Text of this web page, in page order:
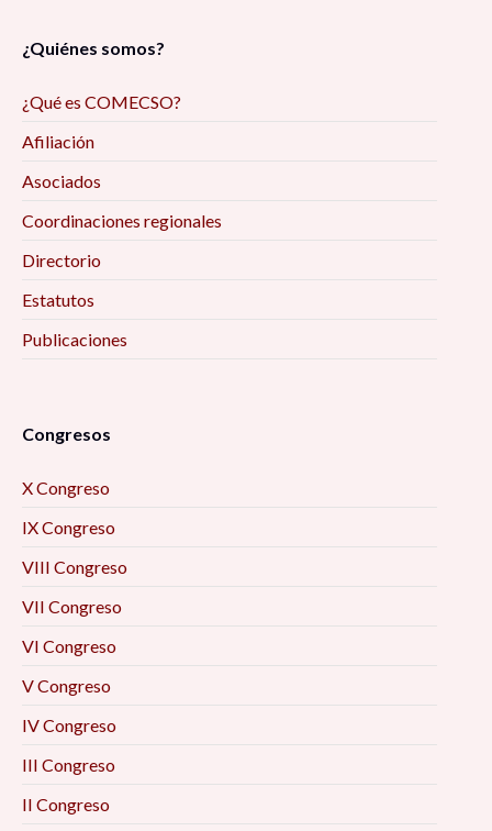
¿Quiénes somos?
¿Qué es COMECSO?
Afiliación
Asociados
Coordinaciones regionales
Directorio
Estatutos
Publicaciones
Congresos
X Congreso
IX Congreso
VIII Congreso
VII Congreso
VI Congreso
V Congreso
IV Congreso
III Congreso
II Congreso